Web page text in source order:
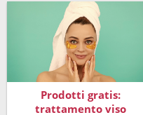
Prodotti gratis:
trattamento viso